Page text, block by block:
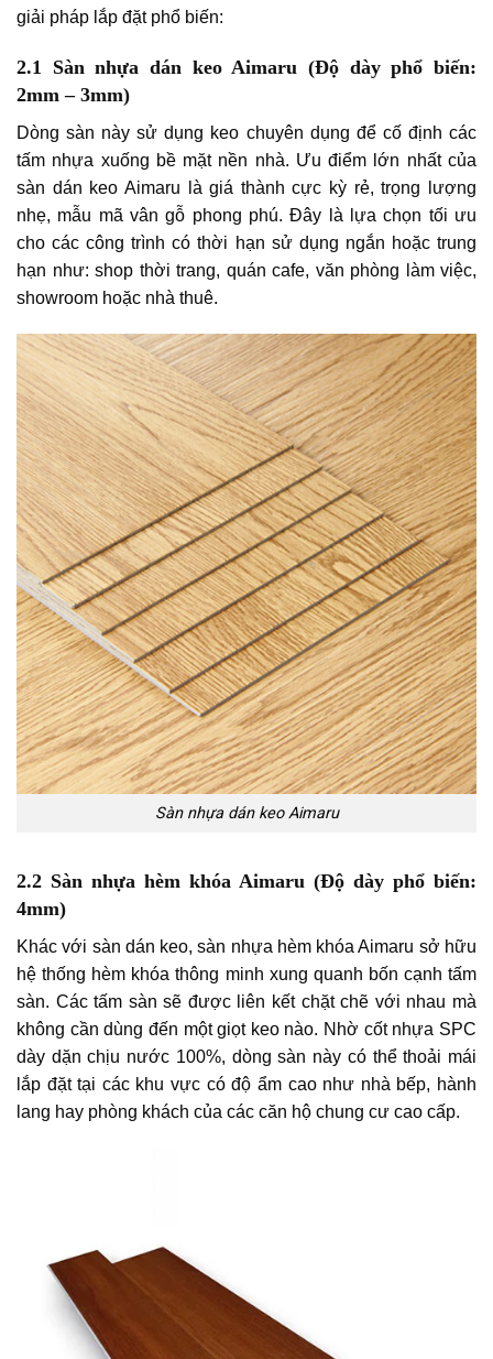
giải pháp lắp đặt phổ biến:
2.1 Sàn nhựa dán keo Aimaru (Độ dày phổ biến:
2mm – 3mm)
Dòng sàn này sử dụng keo chuyên dụng để cố định các
tấm nhựa xuống bề mặt nền nhà. Ưu điểm lớn nhất của
sàn dán keo Aimaru là giá thành cực kỳ rẻ, trọng lượng
nhẹ, mẫu mã vân gỗ phong phú. Đây là lựa chọn tối ưu
cho các công trình có thời hạn sử dụng ngắn hoặc trung
hạn như: shop thời trang, quán cafe, văn phòng làm việc,
showroom hoặc nhà thuê.
Sàn nhựa dán keo Aimaru
2.2 Sàn nhựa hèm khóa Aimaru (Độ dày phổ biến:
4mm)
Khác với sàn dán keo, sàn nhựa hèm khóa Aimaru sở hữu
hệ thống hèm khóa thông minh xung quanh bốn cạnh tấm
sàn. Các tấm sàn sẽ được liên kết chặt chẽ với nhau mà
không cần dùng đến một giọt keo nào. Nhờ cốt nhựa SPC
dày dặn chịu nước 100%, dòng sàn này có thể thoải mái
lắp đặt tại các khu vực có độ ẩm cao như nhà bếp, hành
lang hay phòng khách của các căn hộ chung cư cao cấp.